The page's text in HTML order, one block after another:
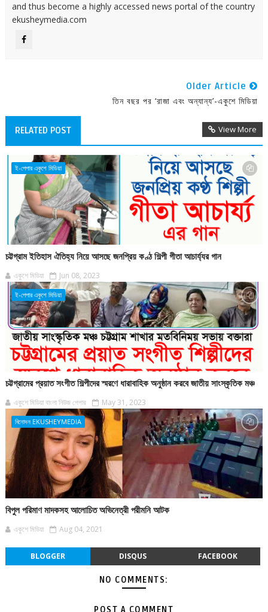
and thus become a highly accessed news portal of the country
ekusheymedia.com
Older Article
তিন বছর পর ‘রাজা এবং অন্যান্য’-একুশে মিডিয়া
RELATED POST View More
ই-পেপার একুশে মিডিয়া
চট্টগ্রাম ইতিহাস ঐতিহ্য নিয়ে আসছে জনপ্রিয় কণ্ঠ শিল্পী গীতা আচার্য্যর গান
একুশে মিডিয়া Jun 08, 2023
ই-পেপার একুশে মিডিয়া
চট্টগ্রামের প্রয়াত সংগীত শিল্পীদের স্মরণে ধারাবাহিক অনুষ্ঠান করবে জাতীয় সাংস্কৃতিক মঞ্চ
একুশে মিডিয়া বাংলা নিউজ পেপার May 31, 2023
বিনোদন EKUSHEYMEDIA
বিপুল পরিমাণ মাদকসহ আলোচিত অভিনেত্রী পরীমনি আটক
একুশে মিডিয়া Aug 04, 2021
BLOGGER DISQUS FACEBOOK
NO COMMENTS:
POST A COMMENT